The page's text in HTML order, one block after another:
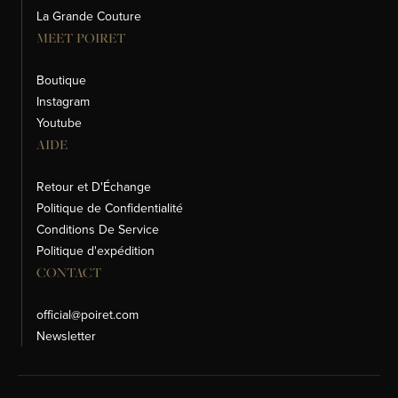
La Grande Couture
MEET POIRET
Boutique
Instagram
Youtube
AIDE
Retour et D'Échange
Politique de Confidentialité
Conditions De Service
Politique d'expédition
CONTACT
official@poiret.com
Newsletter